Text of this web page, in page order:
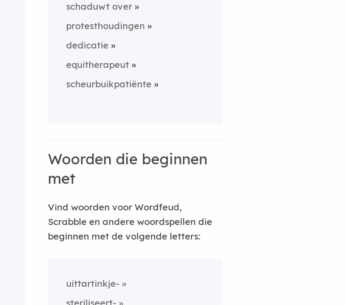
schaduwt over
protesthoudingen
dedicatie
equitherapeut
scheurbuikpatiënte
Woorden die beginnen
met
Vind woorden voor Wordfeud,
Scrabble en andere woordspellen die
beginnen met de volgende letters:
uittartinkje-